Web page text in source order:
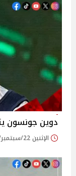
دوين جونسون
الإثنين 22/سبتمبر/2025 - 12:02 ص